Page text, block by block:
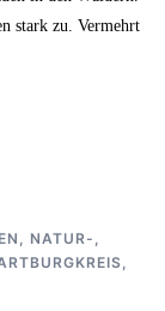
stark zu. Vermehrt
NATUR-,